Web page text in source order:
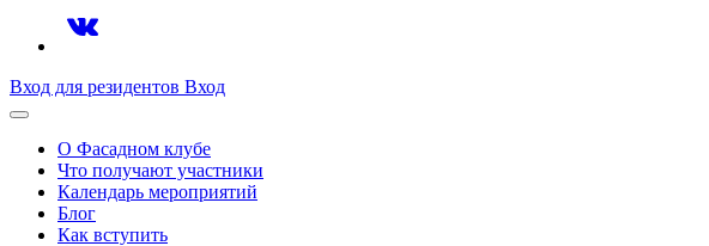
Вход для резидентов Вход
О Фасадном клубе
Что получают участники
Календарь мероприятий
Блог
Как вступить